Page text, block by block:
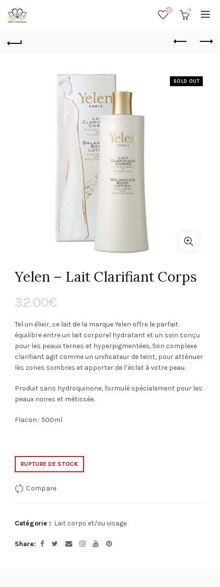
0 0
SOLD OUT
Yelen – Lait Clarifiant Corps
32.00€
Tel un élixir, ce lait de la marque Yelen offre le parfait
équilibre entre un lait corporel hydratant et un soin conçu
pour les peaux ternes et hyperpigmentées. Son complexe
clarifiant agit comme un unificateur de teint, pour atténuer
les zones sombres et apporter de l’éclat à votre peau.
Produit sans hydroquinone, formulé spécialement pour les
peaux noires et métissée.
Flacon : 500ml
RUPTURE DE STOCK
Compare
Catégorie : Lait corps et/ou visage
Share